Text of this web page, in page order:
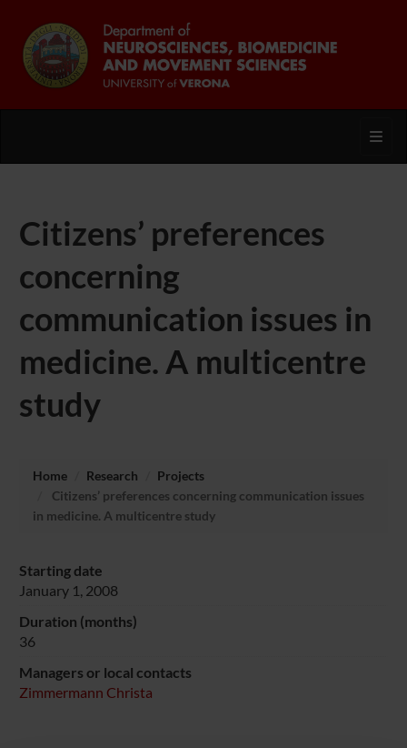
Citizens’ preferences
concerning
communication issues in
medicine. A multicentre
study
Home Research
Projects
Citizens’ preferences concerning communication issues
in medicine. A multicentre study
Starting date
January 1, 2008
Duration (months)
36
Managers or local contacts
Zimmermann Christa